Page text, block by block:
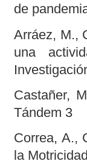
de
Arráez, M.,
una
Castañer,
Tándem 3
Correa, A.,
la